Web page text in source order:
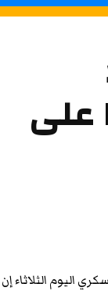
على
اليوم الثلاثاء